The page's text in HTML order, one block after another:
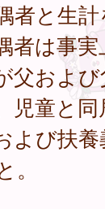
者と生
者は事
父およ
児童と
よび扶